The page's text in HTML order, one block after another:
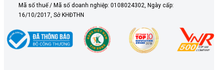
Mã số thuế / Mã số doanh nghiệp: 0108024302, Ngày cấp:
16/10/2017, Sở KHĐTHN